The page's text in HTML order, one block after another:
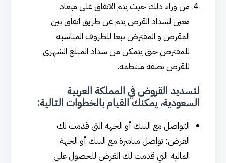
من وراء ذلك حيث يتم الاتفاق على ميعاد
معين لسداد القرض يتم عن طريق اتفاق بين
المقرض و المقترض نبعا للظروف المناسبه
للمقترض حتى يتمكن من سداد المبلغ الشهرى
للقرض بصفه منتظمه.
لتسديد القروض في المملكة العربية
السعودية، يمكنك القيام بالخطوات التالية:
التواصل مع البنك أو الجهة التي قدمت لك
القرض: تواصل مباشرة مع البنك أو الجهة
المالية التي قدمت لك القرض للحصول على